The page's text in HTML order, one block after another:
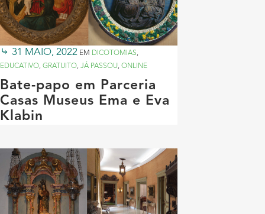
31 MAIO, 2022 EM DICOTOMIAS,
EDUCATIVO, GRATUITO, JÁ PASSOU, ONLINE
Bate-papo em Parceria
Casas Museus Ema e Eva
Klabin